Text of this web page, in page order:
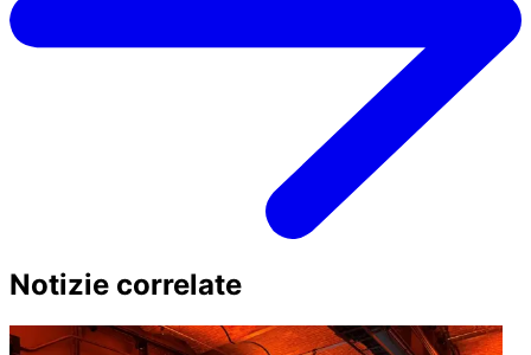
Notizie correlate